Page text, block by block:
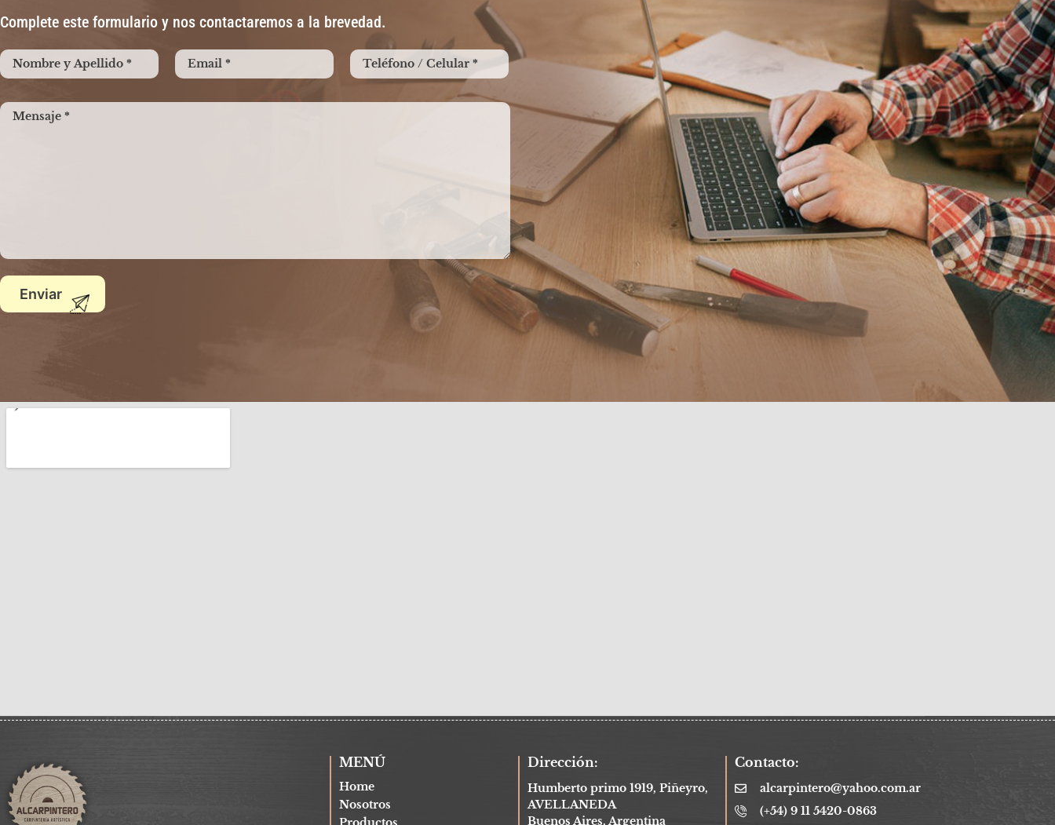
Complete este formulario y nos contactaremos a la brevedad.
MENÚ
Home
Nosotros
Dirección:
Humberto primo 1919, Piñeyro,
AVELLANEDA
Buenos Aires, Argentina
Contacto:
alcarpintero@yahoo.com.ar
(+54) 9 11 5420-0863